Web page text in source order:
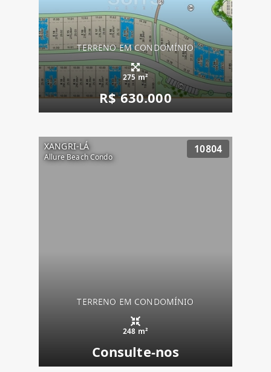
TERRENO EM CONDOMÍNIO
275 m²
R$ 630.000
XANGRI-LÁ
Allure Beach Condo
10804
TERRENO EM CONDOMÍNIO
248 m²
Consulte-nos